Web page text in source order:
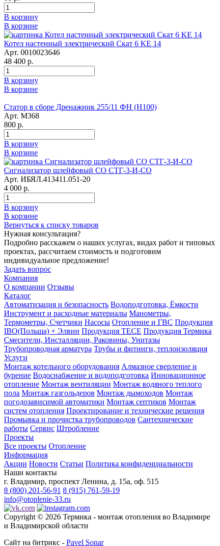
В корзину
В корзине
Котел настенный электрический Скат 6 KE 14
Арт. 0010023646
48 400 р.
В корзину
В корзине
Статор в сборе Дренажник 255/11 ФН (Н100)
Арт. М368
800 р.
В корзину
В корзине
Сигнализатор шлейфовый СО СТГ-3-И-СО
Арт. ИБЯЛ.413411.051-20
4 000 р.
В корзину
В корзине
Вернуться к списку товаров
Нужная консультация?
Подробно расскажем о наших услугах, видах работ и типовых
проектах, рассчитаем стоимость и подготовим
индивидуальное предложение!
Задать вопрос
Компания
О компании Отзывы
Каталог
Автоматизация и безопасность Водоподготовка, Ёмкости
Инструмент и расходные материалы Манометры,
Термометры, Счетчики Насосы Отопление и ГВС Продукция
IBO(Польша) + Элвин Продукция TECE Продукция Термика
Смесители, Инсталляции, Раковины, Унитазы
Трубопроводная арматура Трубы и фитинги, теплоизоляция
Услуги
Монтаж котельного оборудования Алмазное сверление и
бурение Водоснабжение и водоподготовка Инновационное
отопление Монтаж вентиляции Монтаж водяного теплого
пола Монтаж газгольдеров Монтаж дымоходов Монтаж
погодозависимой автоматики Монтаж септиков Монтаж
систем отопления Проектирование и технические решения
Промывка и прочистка трубопроводов Сантехнические
работы Сервис Штробление
Проекты
Все проекты Отопление
Информация
Акции Новости Статьи Политика конфиденциальности
Наши контакты
г. Владимир, проспект Ленина, д. 15а, оф. 515
8 (800) 201-56-91 8 (915) 761-59-19
info@otoplenie-33.ru
Copyright © 2026 Термика - монтаж отопления во Владимире
и Владимирской области
Сайт на битрикс - Pavel Sonar